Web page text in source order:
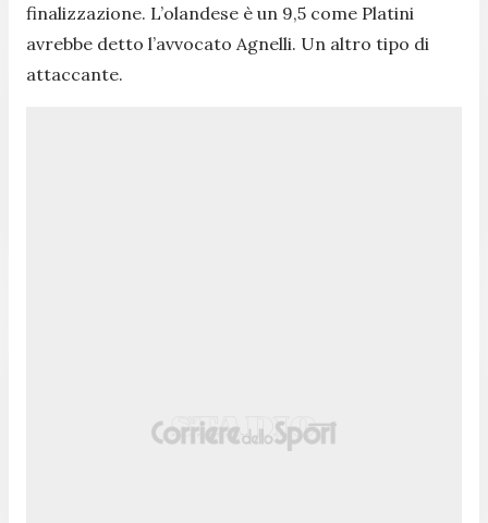
finalizzazione. L’olandese è un 9,5 come Platini
avrebbe detto l’avvocato Agnelli. Un altro tipo di
attaccante.